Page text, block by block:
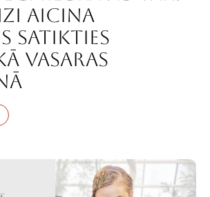
aicina
satikties
vasaras